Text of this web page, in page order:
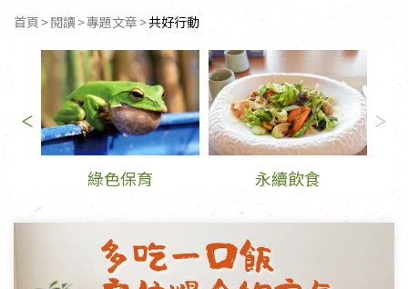
首頁 閱讀 專題文章 目前頁面：
共好行動
綠色保育 永續飲食